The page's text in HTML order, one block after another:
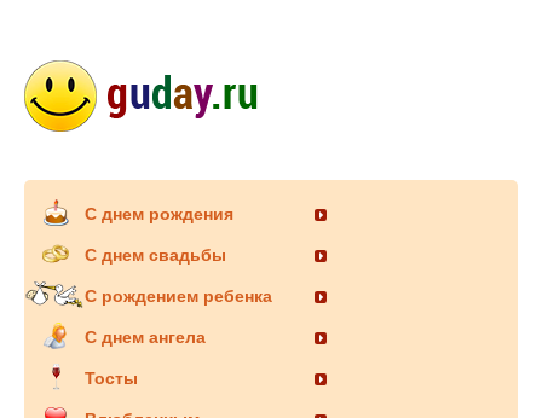
С днем рождения
С днем свадьбы
С рождением ребенка
С днем ангела
Тосты